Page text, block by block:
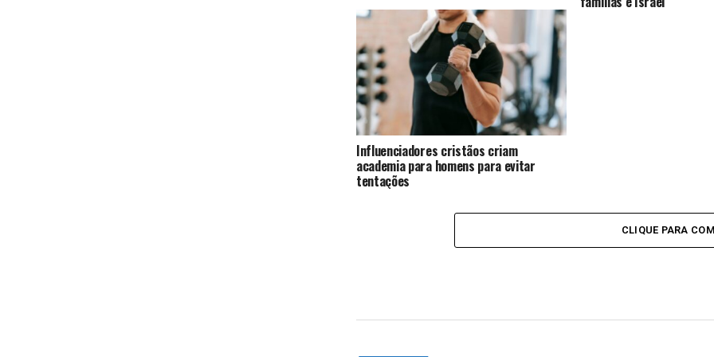
Influenciadores cristãos criam
academia para homens para evitar
tentações
CLIQUE PARA